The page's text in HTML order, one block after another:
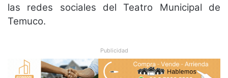
las redes sociales del Teatro Municipal de
Temuco.
Publicidad